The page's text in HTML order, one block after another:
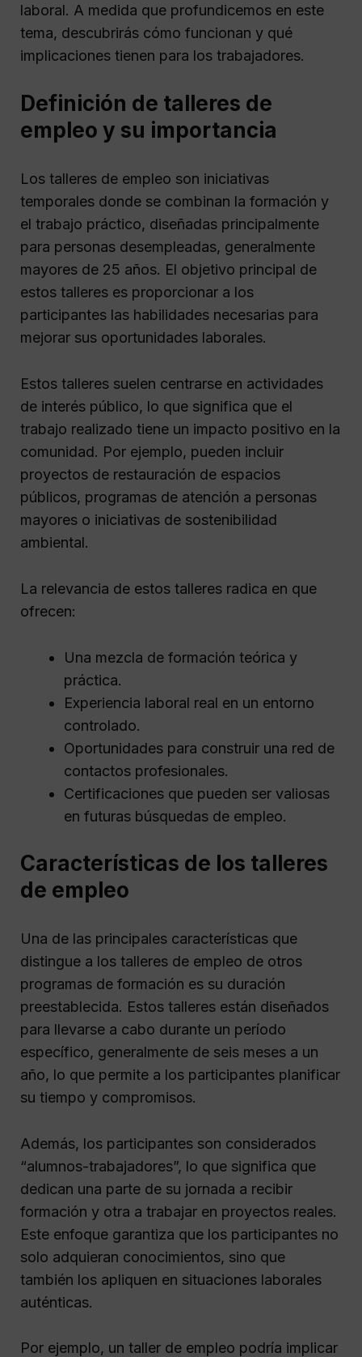
laboral. A medida que profundicemos en este
tema, descubrirás cómo funcionan y qué
implicaciones tienen para los trabajadores.
Definición de talleres de
empleo y su importancia
Los talleres de empleo son iniciativas
temporales donde se combinan la formación y
el trabajo práctico, diseñadas principalmente
para personas desempleadas, generalmente
mayores de 25 años. El objetivo principal de
estos talleres es proporcionar a los
participantes las habilidades necesarias para
mejorar sus oportunidades laborales.
Estos talleres suelen centrarse en actividades
de interés público, lo que significa que el
trabajo realizado tiene un impacto positivo en la
comunidad. Por ejemplo, pueden incluir
proyectos de restauración de espacios
públicos, programas de atención a personas
mayores o iniciativas de sostenibilidad
ambiental.
La relevancia de estos talleres radica en que
ofrecen:
Una mezcla de formación teórica y
práctica.
Experiencia laboral real en un entorno
controlado.
Oportunidades para construir una red de
contactos profesionales.
Certificaciones que pueden ser valiosas
en futuras búsquedas de empleo.
Características de los talleres
de empleo
Una de las principales características que
distingue a los talleres de empleo de otros
programas de formación es su duración
preestablecida. Estos talleres están diseñados
para llevarse a cabo durante un período
específico, generalmente de seis meses a un
año, lo que permite a los participantes planificar
su tiempo y compromisos.
Además, los participantes son considerados
“alumnos-trabajadores”, lo que significa que
dedican una parte de su jornada a recibir
formación y otra a trabajar en proyectos reales.
Este enfoque garantiza que los participantes no
solo adquieran conocimientos, sino que
también los apliquen en situaciones laborales
auténticas.
Por ejemplo, un taller de empleo podría implicar